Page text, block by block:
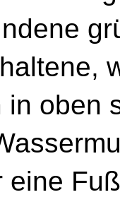
in oben
eine